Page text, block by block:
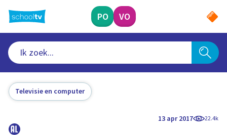
naar
hoofdinhoud
PO VO
Televisie en computer
13 apr 2017 22.4k